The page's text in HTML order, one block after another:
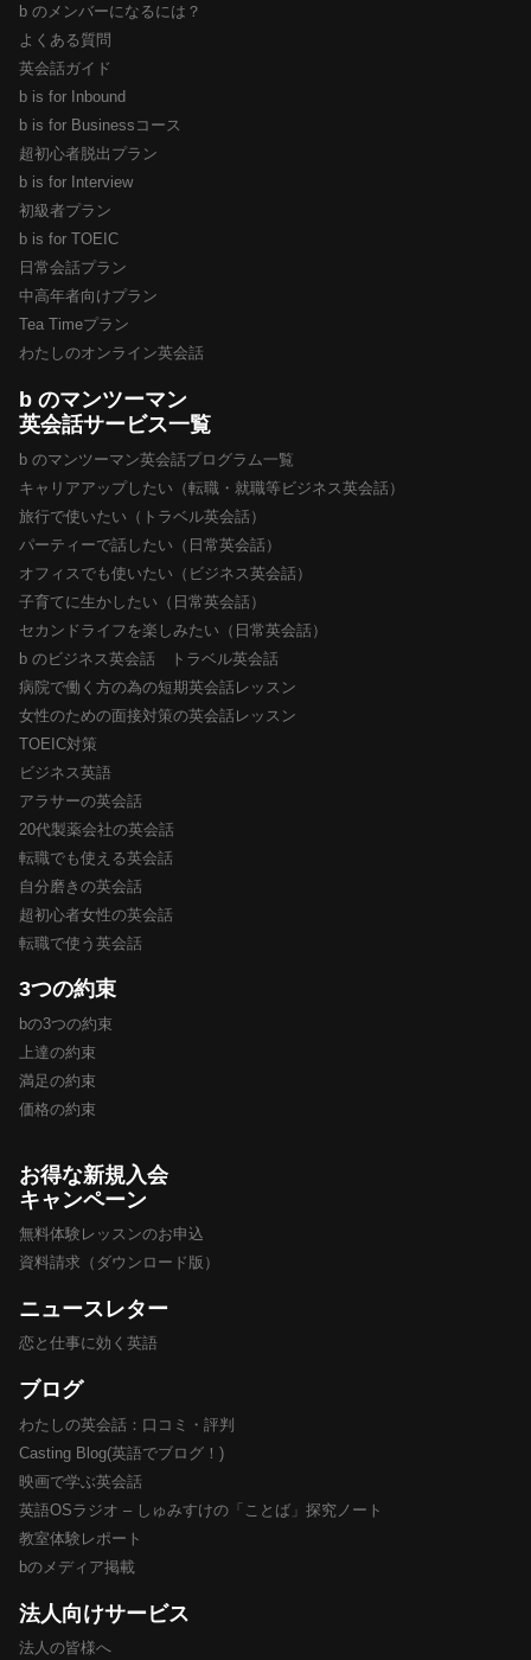
b のメンバーになるには？
よくある質問
英会話ガイド
b is for Inbound
b is for Businessコース
超初心者脱出プラン
b is for Interview
初級者プラン
b is for TOEIC
日常会話プラン
中高年者向けプラン
Tea Timeプラン
わたしのオンライン英会話
b のマンツーマン
英会話サービス一覧
b のマンツーマン英会話プログラム一覧
キャリアアップしたい（転職・就職等ビジネス英会話）
旅行で使いたい（トラベル英会話）
パーティーで話したい（日常英会話）
オフィスでも使いたい（ビジネス英会話）
子育てに生かしたい（日常英会話）
セカンドライフを楽しみたい（日常英会話）
b のビジネス英会話 トラベル英会話
病院で働く方の為の短期英会話レッスン
女性のための面接対策の英会話レッスン
TOEIC対策
ビジネス英語
アラサーの英会話
20代製薬会社の英会話
転職でも使える英会話
自分磨きの英会話
超初心者女性の英会話
転職で使う英会話
3つの約束
bの3つの約束
上達の約束
満足の約束
価格の約束
お得な新規入会
キャンペーン
無料体験レッスンのお申込
資料請求（ダウンロード版）
ニュースレター
恋と仕事に効く英語
ブログ
わたしの英会話：口コミ・評判
Casting Blog(英語でブログ！)
映画で学ぶ英会話
英語OSラジオ – しゅみすけの「ことば」探究ノート
教室体験レポート
bのメディア掲載
法人向けサービス
法人の皆様へ